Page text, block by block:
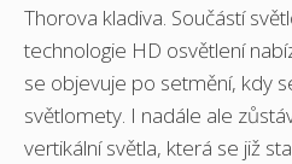
Thorova kladiva. Součástí
technologie HD osvětlení
se objevuje po setmění, kdy
světlomety. I nadále ale
vertikální světla, která se již